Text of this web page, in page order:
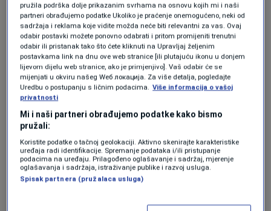
da su Madonna, Shakira i BTS izvođači čija
muzika povezuje različite generacije i kulture.
„Kada se svijet okupi za najveću fudbalsku
utakmicu 19. jula 2026. godine u New Yorku i
New Jerseyju, ovaj historijski show imat će i
viši cilj – podršku obrazovanju i fudbalskim
mogućnostima za djecu širom svijeta“
je Infantino.
Madonna je poručila da joj je posebno važno
što će nastupom podržati obrazovanje djece.
pružila podrška dolje prikazanim svrhama na osnovu kojih mi i naši
partneri obrađujemo podatke Ukoliko je praćenje onemogućeno, neki od
sadržaja i reklama koje vidite možda neće biti relevantni za vas. Ovaj
odabir postavki možete ponovno odabrati i pritom promijeniti trenutni
odabir ili pristanak tako što ćete kliknuti na Upravljaj željenim
postavkama link na dnu ove web stranice [ili plutajuću ikonu u donjem
lijevom dijelu web stranice, ako je primjenjivo]. Vaš odabir će se
mijenjati u okviru našeg Wеб локација. Za više detalja, pogledajte
Uredbu o postupanju s ličnim podacima. Više informacija o vašoj
privatnosti
Mi i naši partneri obrađujemo podatke kako bismo
pružali:
Koristite podatke o tačnoj geolokaciji. Aktivno skenirajte karakteristike
uređaja radi identifikacije. Spremanje podataka i/ili pristupanje
podacima na uređaju. Prilagođeno oglašavanje i sadržaj, mjerenje
oglašavanja i sadržaja, istraživanje publike i razvoj usluga.
Spisak partnera (pružalaca usluga)